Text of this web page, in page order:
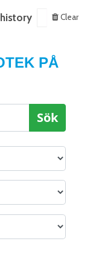
Clear
PÅ
Sök